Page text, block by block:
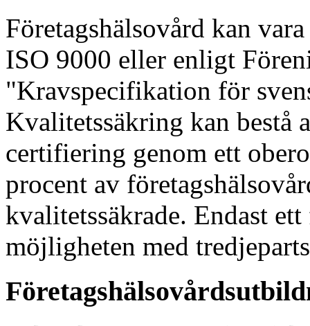
Företagshälsovård kan
ISO 9000 eller enligt
"Kravspecifikation för
Kvalitetssäkring kan bestå
certifiering genom ett
procent av
kvalitetssäkrade. Endast
möjligheten med